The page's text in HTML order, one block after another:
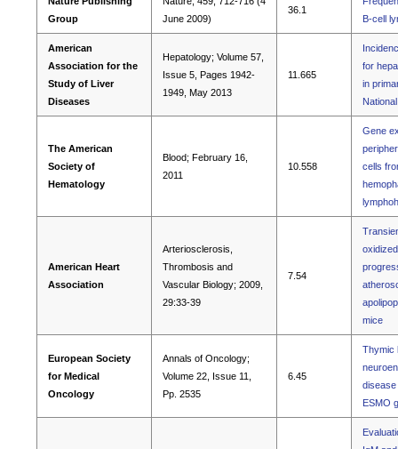
Group
June 2009)
36.1
B-cell
American
Association for the
Study of Liver
Diseases
Hepatology; Volume 57,
Issue 5, Pages 1942-
1949, May 2013
11.665
for
in
The American
Society of
Hematology
Blood; February 16,
2011
10.558
Gene
cells
American Heart
Association
Arteriosclerosis,
Thrombosis and
Vascular Biology; 2009,
29:33-39
7.54
mice
European Society
for Medical
Oncology
Annals of Oncology;
Volume 22, Issue 11,
Pp. 2535
6.45
Thymic
disease
ESMO